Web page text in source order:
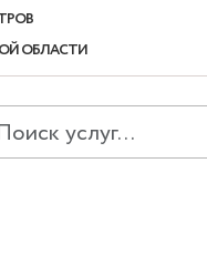
ОБЛАСТИ